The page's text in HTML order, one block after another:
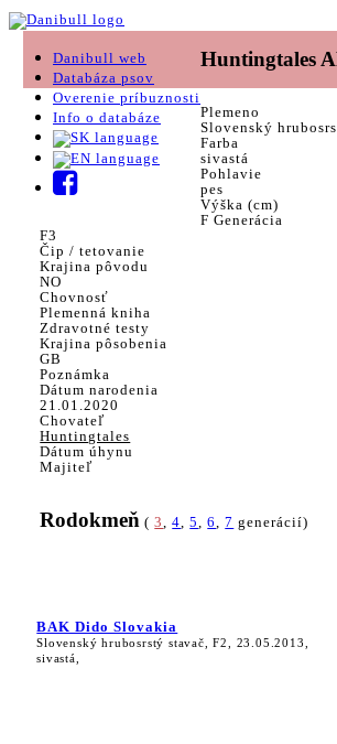
Danibull web
Databáza psov
Overenie príbuznosti
Info o databáze
Huntingtales
Plemeno
Slovenský
Farba
sivastá
Pohlavie
pes
Výška (cm)
F Generácia
F3
Čip / tetovanie
Krajina pôvodu
NO
Chovnosť
Plemenná kniha
Zdravotné testy
Krajina pôsobenia
GB
Poznámka
Dátum narodenia
21.01.2020
Chovateľ
Huntingtales
Dátum úhynu
Majiteľ
Rodokmeň (3,4,5,6,7 generácií)
BAK Dido Slovakia
Slovenský hrubosrstý stavač, F2, 23.05.2013,
sivastá,